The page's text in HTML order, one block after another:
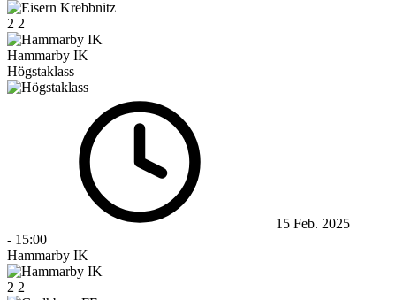
2 2
Hammarby IK
Högstaklass
15 Feb. 2025
- 15:00
Hammarby IK
2 2